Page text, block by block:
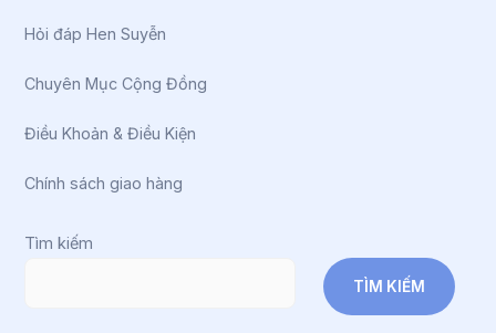
Hỏi đáp Hen Suyễn
Chuyên Mục Cộng Đồng
Điều Khoản & Điều Kiện
Chính sách giao hàng
Tìm kiếm
TÌM KIẾM